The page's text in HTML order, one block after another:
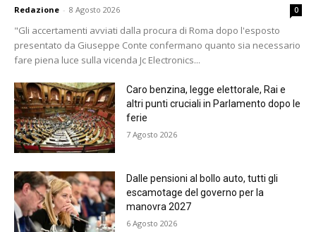
Redazione - 8 Agosto 2026 0
"Gli accertamenti avviati dalla procura di Roma dopo l'esposto
presentato da Giuseppe Conte confermano quanto sia necessario
fare piena luce sulla vicenda Jc Electronics...
Caro benzina, legge elettorale, Rai e
altri punti cruciali in Parlamento dopo le
ferie
7 Agosto 2026
Dalle pensioni al bollo auto, tutti gli
escamotage del governo per la
manovra 2027
6 Agosto 2026